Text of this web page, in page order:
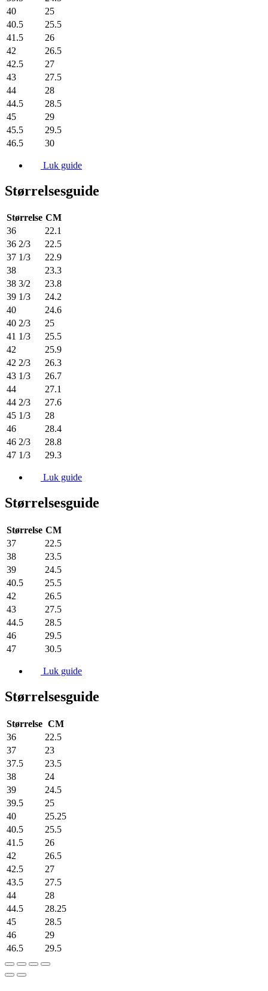
40
25
40.5
25.5
41.5
26
42
26.5
42.5
27
43
27.5
44
28
44.5
28.5
45
29
45.5
29.5
46.5
30
Luk guide
Størrelsesguide
Størrelse CM
36
22.1
36 2/3
22.5
37 1/3
22.9
38
23.3
38 3/2
23.8
39 1/3
24.2
40
24.6
40 2/3
25
41 1/3
25.5
42
25.9
42 2/3
26.3
43 1/3
26.7
44
27.1
44 2/3
27.6
45 1/3
28
46
28.4
46 2/3
28.8
47 1/3
29.3
Luk guide
Størrelsesguide
Størrelse CM
37
22.5
38
23.5
39
24.5
40.5
25.5
42
26.5
43
27.5
44.5
28.5
46
29.5
47
30.5
Luk guide
Størrelsesguide
Størrelse CM
36
22.5
37
23
37.5
23.5
38
24
39
24.5
39.5
25
40
25.25
40.5
25.5
41.5
26
42
26.5
42.5
27
43.5
27.5
44
28
44.5
28.25
45
28.5
46
29
46.5
29.5